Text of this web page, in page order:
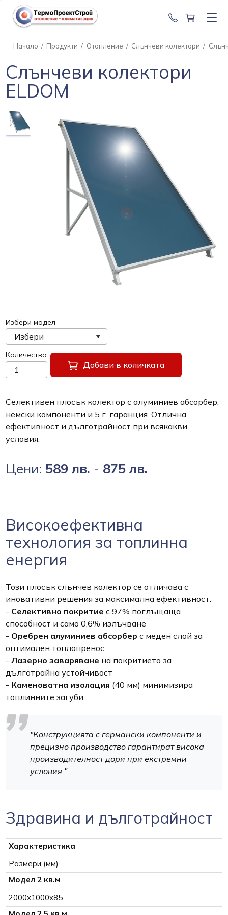
0888 201
Начало / Продукти / Отопление / Слънчеви колектори /
Слънчеви колектори
ELDOM
Избери модел
Количество
Добави в количката
Селективен плосък колектор с алуминиев абсорбер,
немски компоненти и 5 г. гаранция. Отлична
ефективност и дълготрайност при всякакви
условия.
Цени: 589 лв. - 875 лв.
Високоефективна
технология за топлинна
енергия
Този плосък слънчев колектор се отличава с
иновативни решения за максимална ефективност:
- Селективно покритие с 97% поглъщаща
способност и само 0,6% излъчване
- Оребрен алуминиев абсорбер с меден слой за
оптимален топлопренос
-Лазерно заваряване на покритието за
дълготрайна устойчивост
- Каменоватна изолация (40 мм) минимизира
топлинните загуби
"Конструкцията с германски компоненти и
прецизно производство гарантират висока
производителност дори при екстремни
условия."
Здравина и дълготрайност
Размери (мм)
2000x1000x85